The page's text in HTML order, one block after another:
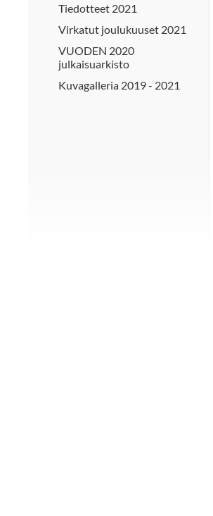
Tiedotteet 2021
Virkatut joulukuuset 2021
VUODEN 2020
julkaisuarkisto
Kuvagalleria 2019 - 2021